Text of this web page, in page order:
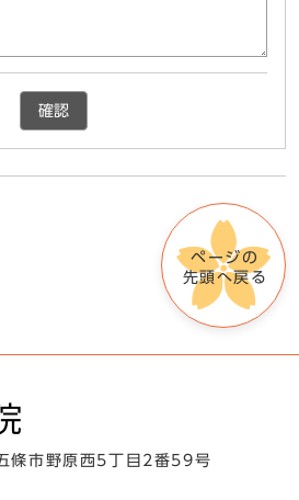
確認
ページの
先頭へ戻る
市野原西5丁目2番59号